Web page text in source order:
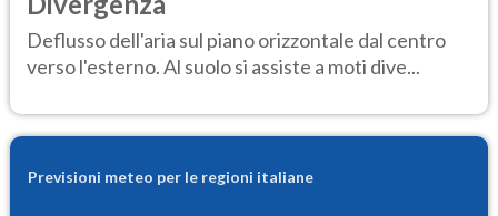
Deflusso dell'aria sul piano orizzontale dal centro
verso l'esterno. Al suolo si assiste a moti dive...
Previsioni meteo per le regioni italiane